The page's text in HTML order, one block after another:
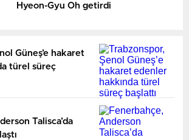
Hyeon-Gyu Oh getirdi
Güneş’e hakaret
türel süreç
Talisca’da